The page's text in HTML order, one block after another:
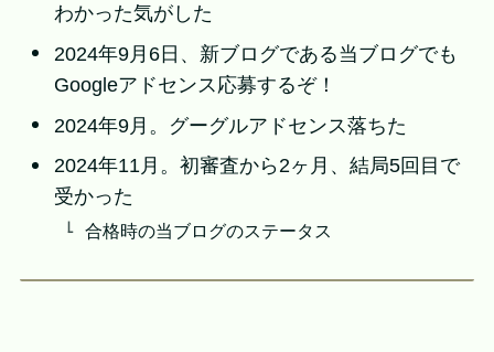
わかった気がした
2024年9月6日、新ブログである当ブログでも
Googleアドセンス応募するぞ！
2024年9月。グーグルアドセンス落ちた
2024年11月。初審査から2ヶ月、結局5回目で
受かった
合格時の当ブログのステータス